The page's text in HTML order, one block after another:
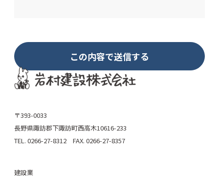
〒393-0033
長野県諏訪郡下諏訪町西高木10616-233
TEL. 0266-27-8312 FAX. 0266-27-8357
建設業